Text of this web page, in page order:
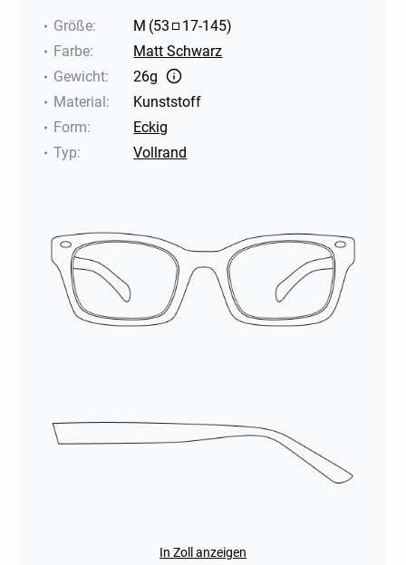
Größe: M (53 17-145)
Farbe:
Matt Schwarz
Gewicht:
26g
Material:
Kunststoff
Form:
Eckig
Typ: Vollrand
In Zoll anzeigen